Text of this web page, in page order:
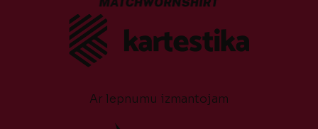
Ar lepnumu izmantojam